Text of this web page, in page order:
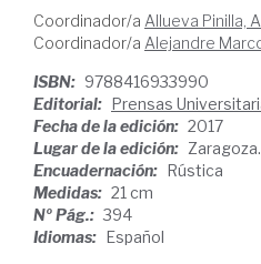
Coordinador/a Allueva Pinilla,
Coordinador/a Alejandre
ISBN: 9788416933990
Editorial: Prensas
Fecha de la edición: 2017
Lugar de la edición:
Encuadernación: Rústica
Medidas: 21 cm
Nº Pág.: 394
Idiomas: Español